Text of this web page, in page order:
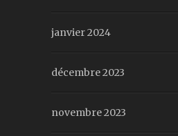
janvier 2024
décembre 2023
novembre 2023